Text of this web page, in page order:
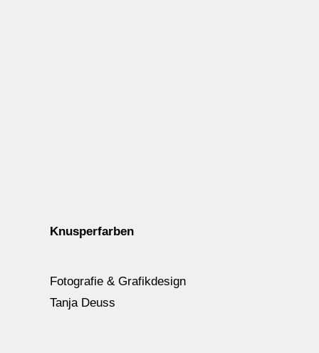
Knusperfarben
Fotografie & Grafikdesign
Tanja Deuss